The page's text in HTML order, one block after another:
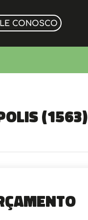
CONOSCO
(1563)